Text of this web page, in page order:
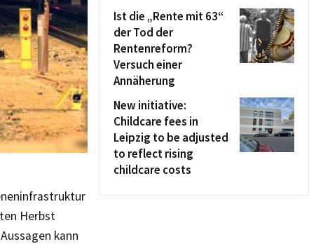
Herbst
kann
Ist die „Rente mit 63“
der Tod der
Rentenreform?
Versuch einer
Annäherung
New initiative:
Childcare fees in
Leipzig to be adjusted
to reflect rising
childcare costs